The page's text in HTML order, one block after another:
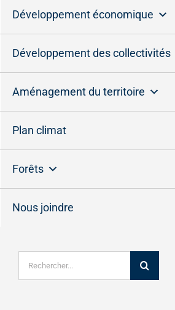
Développement économique
Développement des collectivités
Aménagement du territoire
Plan climat
Forêts
Nous joindre